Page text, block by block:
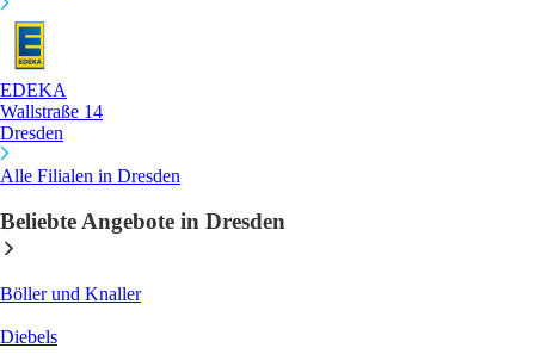
EDEKA
Wallstraße 14
Dresden
Alle Filialen in Dresden
Beliebte Angebote in Dresden
Böller und Knaller
Diebels